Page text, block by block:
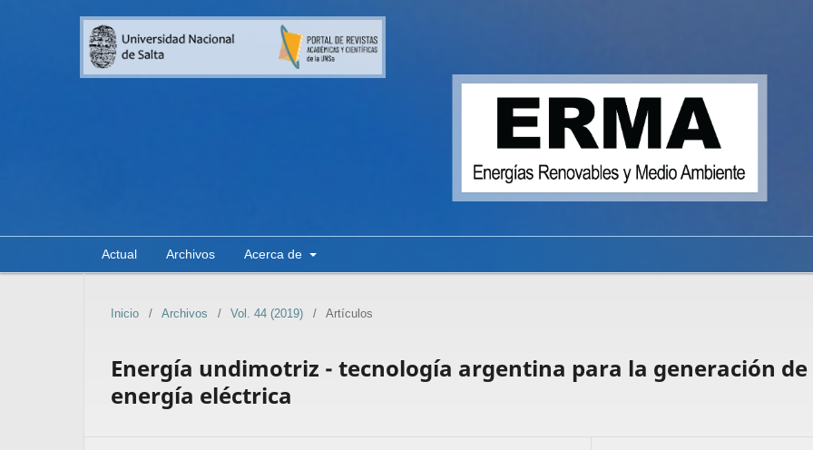
Actual Archivos Acerca de
Inicio / Archivos / Vol. 44 (2019) / Artículos
Energía undimotriz - tecnología argentina para la generación de
energía eléctrica